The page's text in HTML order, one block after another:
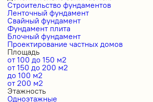
Строительство фундаментов
Ленточный фундамент
Свайный фундамент
Фундамент плита
Блочный фундамент
Проектирование частных домов
Площадь
от 100 до 150 м2
от 150 до 200 м2
до 100 м2
от 200 м2
Этажность
Одноэтажные